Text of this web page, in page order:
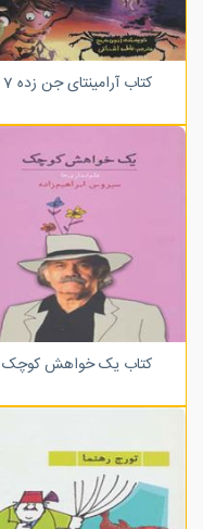
کتاب آرامینتای جن زده 7
کتاب یک خواهش کوچک